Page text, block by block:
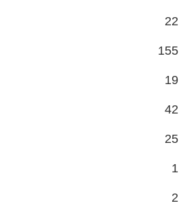
22
155
19
42
25
1
2